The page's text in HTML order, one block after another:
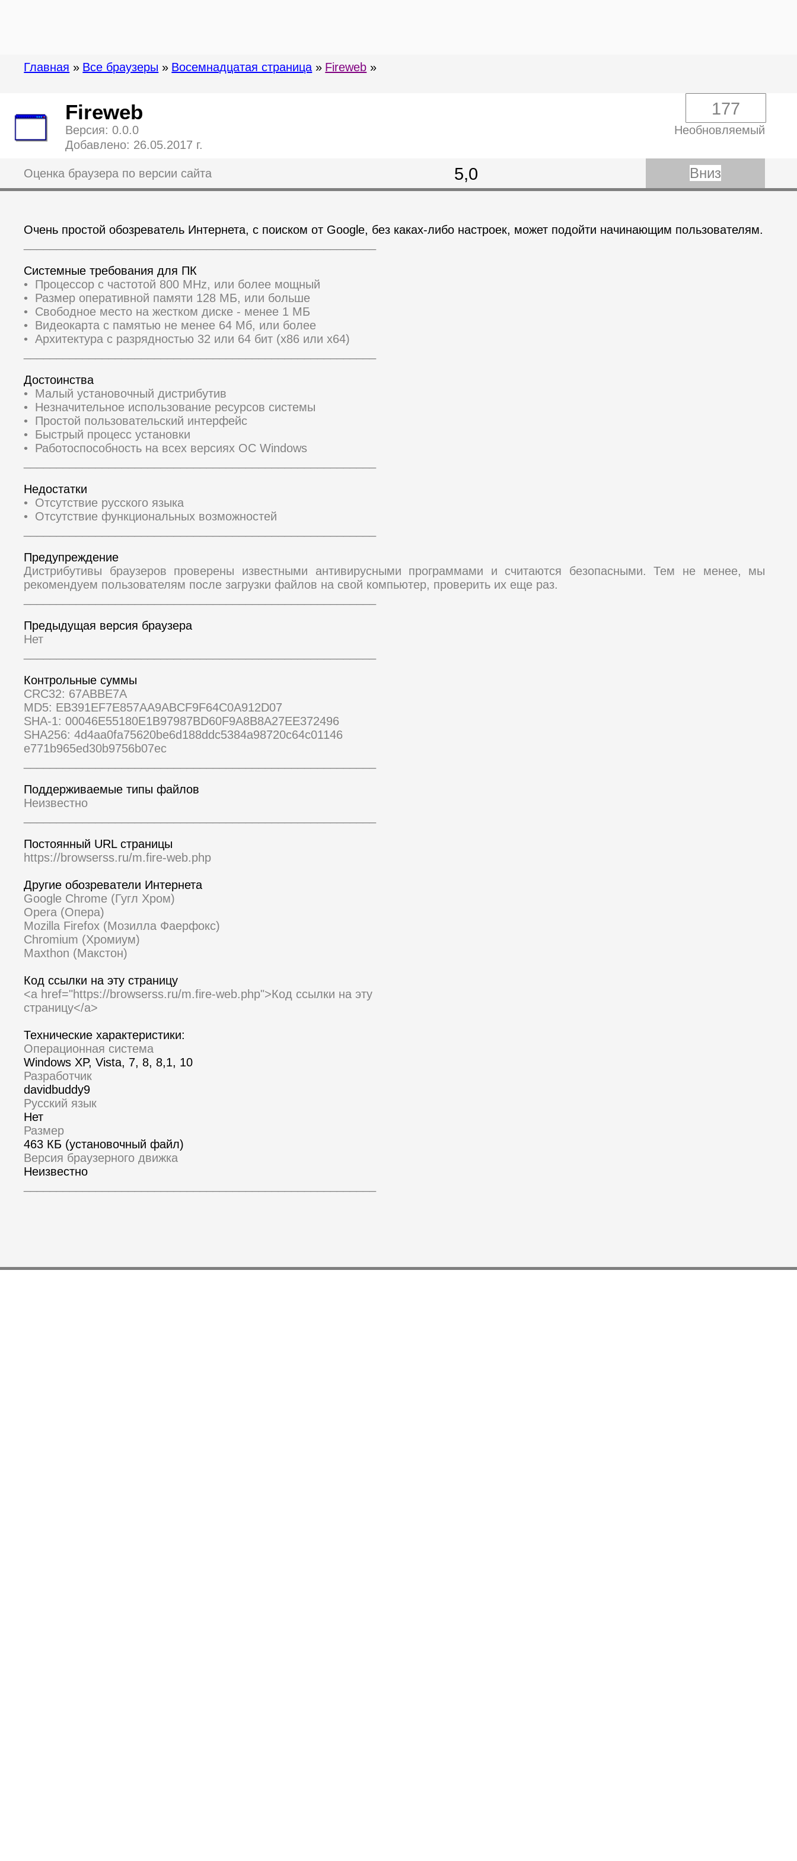
Необновляемый
177
Вниз
5,0
Оценка браузера по версии сайта
Fireweb
Версия: 0.0.0
Добавлено: 26.05.2017 г.
Главная » Все браузеры » Восемнадцатая страница » Fireweb »
Очень простой обозреватель Интернета, с поиском от Google, без каках-либо настроек, может подойти начинающим пользователям.
Системные требования для ПК
• Процессор с частотой 800 MHz, или более мощный
• Размер оперативной памяти 128 МБ, или больше
• Свободное место на жестком диске - менее 1 МБ
• Видеокарта с памятью не менее 64 Мб, или более
• Архитектура с разрядностью 32 или 64 бит (x86 или x64)
Достоинства
• Малый установочный дистрибутив
• Незначительное использование ресурсов системы
• Простой пользовательский интерфейс
• Быстрый процесс установки
• Работоспособность на всех версиях ОС Windows
Недостатки
• Отсутствие русского языка
• Отсутствие функциональных возможностей
Предупреждение
Дистрибутивы браузеров проверены известными антивирусными программами и считаются безопасными. Тем не менее, мы
рекомендуем пользователям после загрузки файлов на свой компьютер, проверить их еще раз.
Предыдущая версия браузера
Нет
Контрольные суммы
CRC32: 67ABBE7A
MD5: EB391EF7E857AA9ABCF9F64C0A912D07
SHA-1: 00046E55180E1B97987BD60F9A8B8A27EE372496
SHA256: 4d4aa0fa75620be6d188ddc5384a98720c64c01146
e771b965ed30b9756b07ec
Поддерживаемые типы файлов
Неизвестно
Постоянный URL страницы
https://browserss.ru/m.fire-web.php
Другие обозреватели Интернета
Google Chrome (Гугл Хром)
Opera (Опера)
Mozilla Firefox (Мозилла Фаерфокс)
Chromium (Хромиум)
Maxthon (Макстон)
Код ссылки на эту страницу
<a href="https://browserss.ru/m.fire-web.php">Код ссылки на эту
страницу</a>
Технические характеристики:
Операционная система
Windows XP, Vista, 7, 8, 8,1, 10
Разработчик
davidbuddy9
Русский язык
Нет
Размер
463 КБ (установочный файл)
Версия браузерного движка
Неизвестно